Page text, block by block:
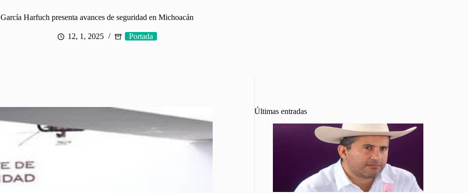
García Harfuch presenta avances de seguridad en Michoacán
12, 1, 2025 Portada
Últimas entradas